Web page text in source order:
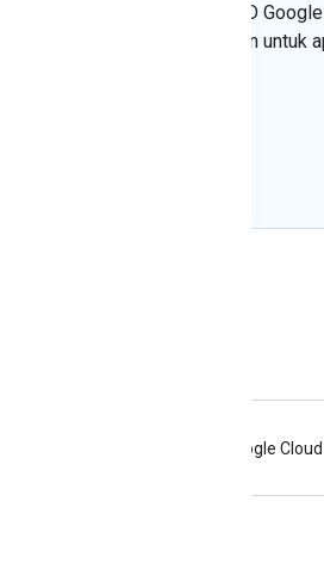
memungkinkan gambar 3D
interaktif, dan disesuaikan untuk
Google